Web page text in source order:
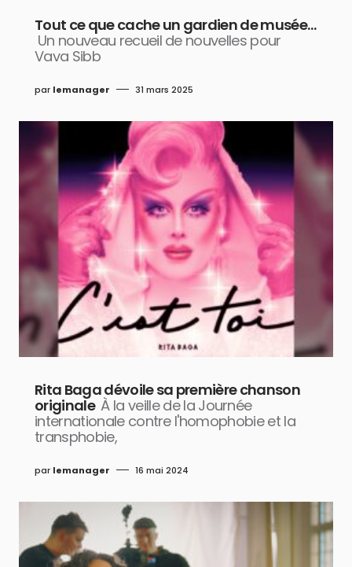
Tout ce que cache un gardien de musée…
Un nouveau recueil de nouvelles pour
Vava Sibb
par lemanager 31 mars 2025
Rita Baga dévoile sa première chanson
originale À la veille de la Journée
internationale contre l'homophobie et la
transphobie,
par lemanager 16 mai 2024